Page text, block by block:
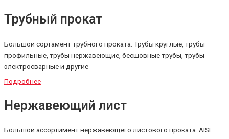
Трубный прокат
Большой сортамент трубного проката. Трубы круглые, трубы
профильные, трубы нержавеющие, бесшовные трубы, трубы
электросварные и другие
Подробнее
Нержавеющий лист
Большой ассортимент нержавеющего листового проката. AISI